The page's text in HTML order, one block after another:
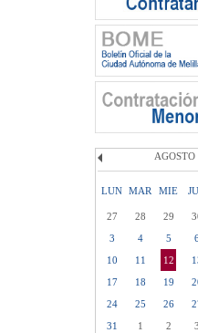
AGOSTO
LUN MAR MIE
27 28 29
3
4 5
10
11 12
17
18 19
24
25 26
31
1 2 3